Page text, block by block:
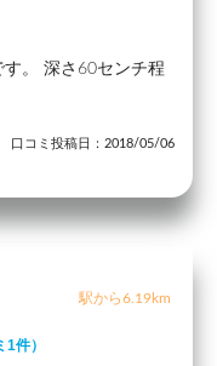
。 深さ60センチ程
口コミ投稿日：2018/05/06
駅から6.19km
1件）